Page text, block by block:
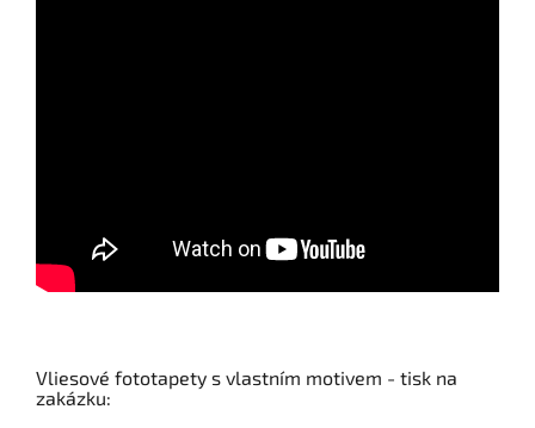
Vliesové fototapety s vlastním motivem - tisk na
zakázku: